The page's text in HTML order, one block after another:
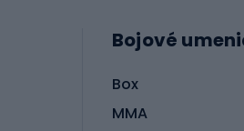
Bojové
Box
MMA